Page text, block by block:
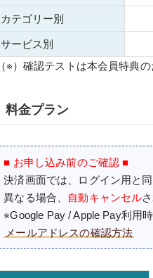
カテゴリー別
サービス別
（※）確認テストは本会員特典
料金プラン
■ お申し込み前のご確認 ■
決済画面では、ログイン用と
異なる場合、
自動キャンセル
※Google Pay / Apple Pay利用
メールアドレスの確認方法